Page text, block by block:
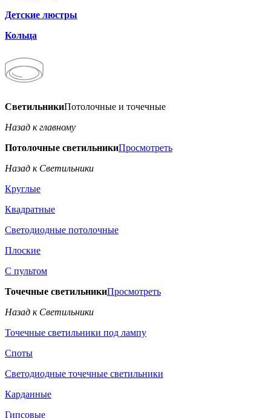
Детские люстры
Кольца
СветильникиПотолочные и точечные
Назад к главному
Потолочные светильникиПросмотреть
Назад к Светильники
Круглые
Квадратные
Светодиодные потолочные
Плоские
С пультом
Точечные светильникиПросмотреть
Назад к Светильники
Точечные светильники под лампу
Споты
Светодиодные точечные светильники
Карданные
Гипсовые